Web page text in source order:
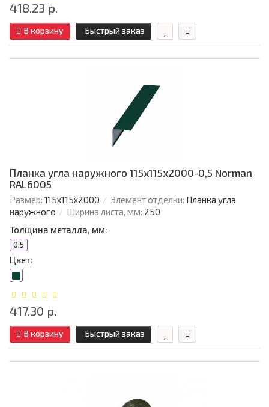
418.23 р.
В корзину Быстрый заказ
Планка угла наружного 115х115х2000-0,5 Norman
RAL6005
Размер: 115х115х2000 Элемент отделки: Планка угла
наружного
Ширина листа, мм: 250
Толщина металла, мм:
0.5
Цвет:
417.30 р.
В корзину Быстрый заказ